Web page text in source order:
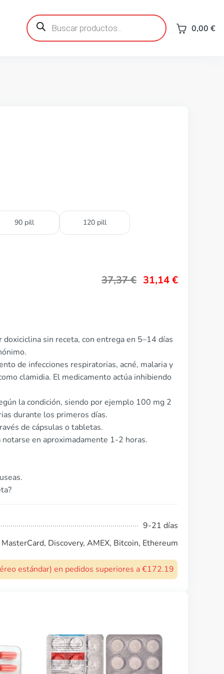
Búsqueda
de
productos 0,00 €
90 pill 120 pill
37,37€ 31,14€
sin receta, con entrega en 5–14 días
de infecciones respiratorias, acné, malaria y
clamidia. El medicamento actúa inhibiendo
la condición, siendo por ejemplo 100 mg 2
durante los primeros días.
de cápsulas o tabletas.
en aproximadamente 1-2 horas.
9-21 días
Discovery, AMEX, Bitcoin, Ethereum
estándar) en pedidos superiores a €172.19